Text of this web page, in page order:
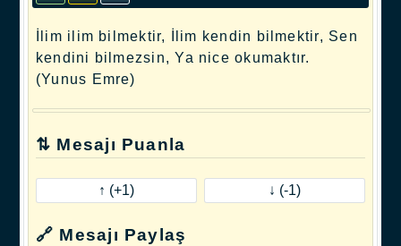
İlim ilim bilmektir, İlim kendin bilmektir, Sen
kendini bilmezsin, Ya nice okumaktır.
(Yunus Emre)
⇅ Mesajı Puanla
🔗 Mesajı Paylaş